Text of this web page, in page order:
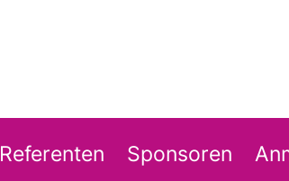
Referenten Sponsoren